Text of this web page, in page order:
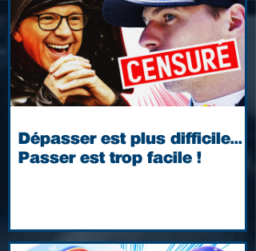
Dépasser est plus difficile...
Passer est trop facile !